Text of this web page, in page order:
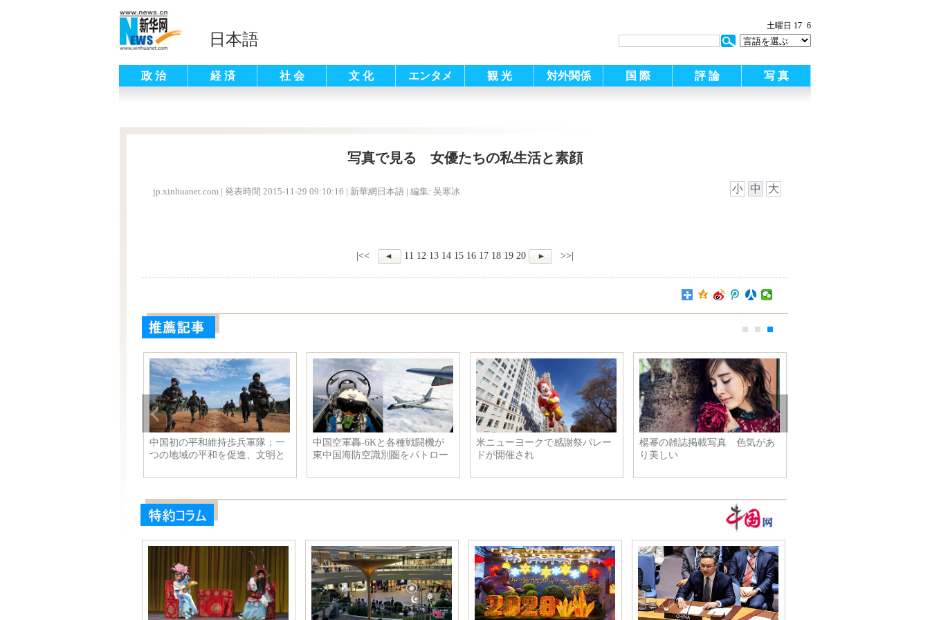
日本語
土曜日 17 6
政 治 経 済 社 会 文 化 エンタメ 観 光 対外関係 国 際 評 論 写 真
写真で見る 女優たちの私生活と素顔
jp.xinhuanet.com | 発表時間 2015-11-29 09:10:16 | 新華網日本語 | 編集: 吴寒冰 小 中 大
|<< 11 12 13 14 15 16 17 18 19 20 >>|
中国初の平和維持歩兵軍隊：一
つの地域の平和を促進、文明と
中国空軍轟-6Kと各種戦闘機が
東中国海防空識別圏をパトロー
米ニューヨークで感謝祭パレー
ドが開催され
楊幂の雑誌掲載写真 色気があ
り美しい